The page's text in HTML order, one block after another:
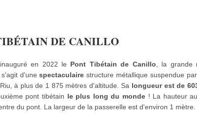
DE CANILLO
en 2022 le Pont Tibétain de Canillo , la grande
s'agit d'unespectaculaire structure métallique suspendue
à plus de 1 875 mètres d'altitude. Sa longueur est de
pont tibétain le plus long du monde! La hauteur
du pont. La largeur de la passerelle est d'environ 1 mètre.